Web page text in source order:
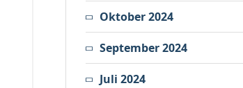
Oktober 2024
September 2024
Juli 2024